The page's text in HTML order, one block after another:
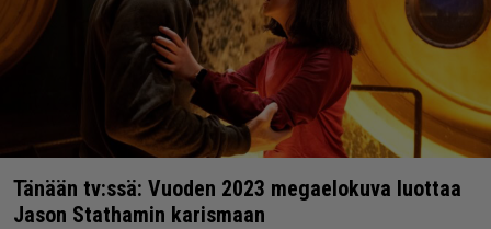
Tänään tv:ssä: Vuoden 2023 megaelokuva luottaa
Jason Stathamin karismaan